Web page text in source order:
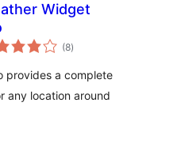
Widget
(8total
ratings
)
provides a complete
any location around